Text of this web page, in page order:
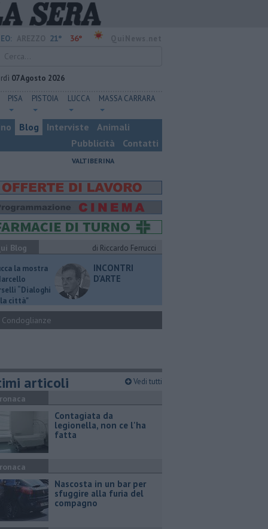
21° 36°
07 Agosto 2026
PISA
PISTOIA LUCCA MASSA CARRARA
Blog Interviste
Animali
Pubblicità
Contatti
VALTIBERINA
Blog
di Riccardo Ferrucci
la mostra
“Dialoghi
città"
INCONTRI
D'ARTE
Condoglianze
articoli Vedi tutti
Contagiata da
legionella, non ce l'ha
fatta
Nascosta in un bar per
sfuggire alla furia del
compagno